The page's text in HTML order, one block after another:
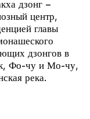
дзонг –
центр,
главы
дзонгов в
Фо-чу и Мо-чу,
река.